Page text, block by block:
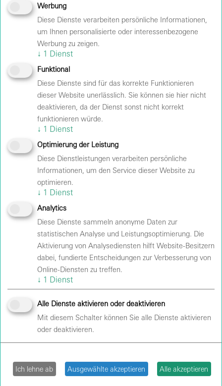
AWARENESS
BARRIEREFREIHEIT
EINLASS & SICHERHEIT
FAQ
GASTRONOMIE
HAUSORDNUNG
VELODROM
BESUCHERINFORMATIONEN
Ob Konzert, Sportevent, Show oder
Familienveranstaltung: Das Velodrom ist ein Ort für
große Live-Momente in Berlin. Für einen möglichst
entspannten Veranstaltungsbesuch finden sich folgend
alle wichtigen Informationen rund um
Anreise
Einlass und Sicherheit
Werbung
Diese Dienste verarbeiten persönliche Informationen,
um Ihnen personalisierte oder interessenbezogene
Werbung zu zeigen.
↓ 1 Dienst
Funktional
Diese Dienste sind für das korrekte Funktionieren
dieser Website unerlässlich. Sie können sie hier nicht
deaktivieren, da der Dienst sonst nicht korrekt
funktionieren würde.
↓ 1 Dienst
Optimierung der Leistung
Diese Dienstleistungen verarbeiten persönliche
Informationen, um den Service dieser Website zu
optimieren.
↓ 1 Dienst
Analytics
Diese Dienste sammeln anonyme Daten zur
statistischen Analyse und Leistungsoptimierung. Die
Aktivierung von Analysediensten hilft Website-Besitzern
dabei, fundierte Entscheidungen zur Verbesserung von
Online-Diensten zu treffen.
↓ 1 Dienst
Alle Dienste aktivieren oder deaktivieren
Mit diesem Schalter können Sie alle Dienste aktivieren
oder deaktivieren.
Ich lehne ab Ausgewählte akzeptieren Alle akzeptieren